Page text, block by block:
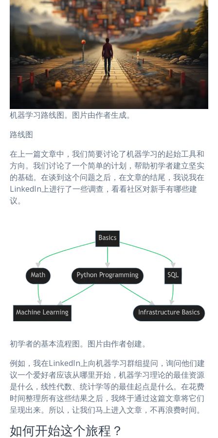
机器学习路线图。图片由作者生成。
路线图
在上一篇文章中，我们简要讨论了机器学习的起始工具和
方向。我们讨论了一个简单的计划，帮助初学者建立坚实
的基础。在谈到这个问题之后，在文章的结尾，我说我在
LinkedIn上进行了一些调查，看看社区对新手有哪些建
议。
初学者的基本流程图。图片由作者创建。
例如，我在LinkedIn上向机器学习群组提问，询问他们建
议一个爱好者应该从哪里开始，机器学习理论的最佳资源
是什么，线性代数、统计学等的最佳起点是什么。在花费
时间整理所有这些结果之后，我终于通过这篇文章将它们
呈现出来。所以，让我们马上进入文章，不再浪费时间。
如何开始这个旅程？